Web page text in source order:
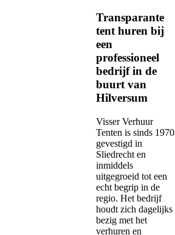
Transparante
tent huren bij
een
professioneel
bedrijf in de
buurt van
Hilversum
Visser Verhuur
Tenten is sinds 1970
gevestigd in
Sliedrecht en
inmiddels
uitgegroeid tot een
echt begrip in de
regio. Het bedrijf
houdt zich dagelijks
bezig met het
verhuren en